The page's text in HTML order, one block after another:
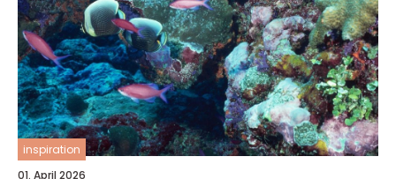
inspiration
01. April 2026